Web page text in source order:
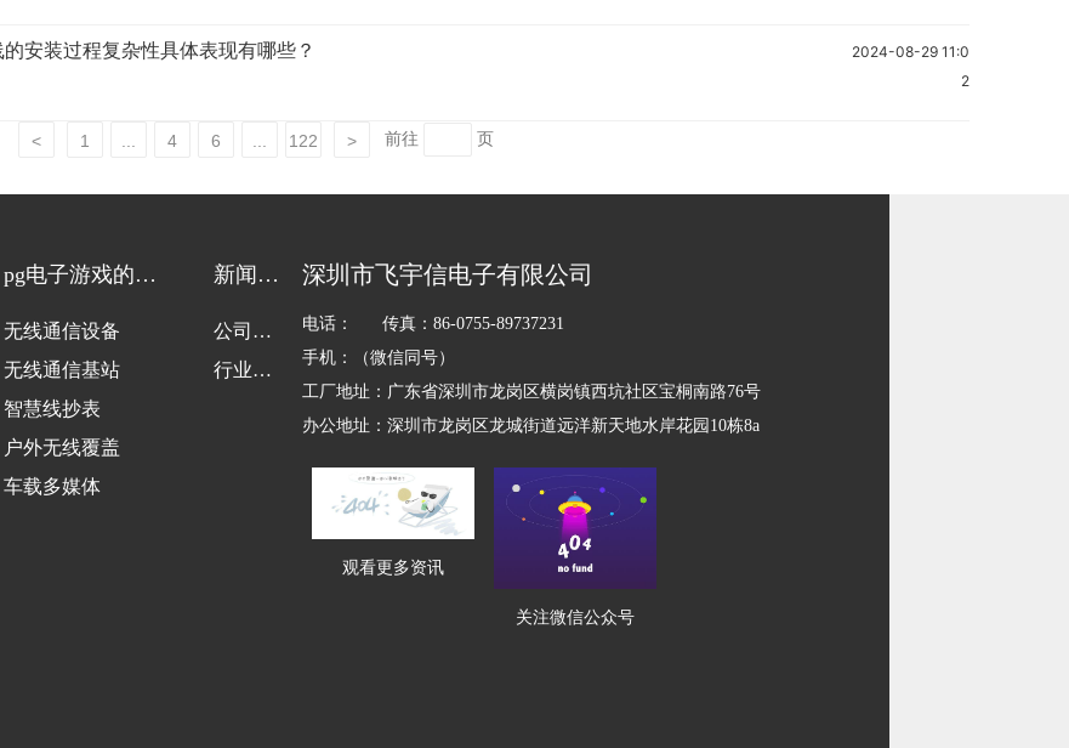
安装过程复杂性具体表现有哪些？
2024-08-29 11:0
2
< 1 4 6 122 > 前往 页
pg电子游戏的解
无线通信设备
无线通信基站
智慧线抄表
户外无线覆盖
车载多媒体
新闻动
公司新
闻
行业新
深圳市飞宇信电子有限公司
电话： 传真：86-0755-89737231
手机：（微信同号）
工厂地址：广东省深圳市龙岗区横岗镇西坑社区宝桐南路76号
办公地址：深圳市龙岗区龙城街道远洋新天地水岸花园10栋8a
观看更多资讯
关注微信公众号